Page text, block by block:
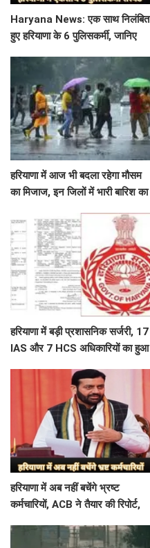
Haryana News: एक साथ निलंबित
हुए हरियाणा के 6 पुलिसकर्मी, जानिए
हरियाणा में आज भी बदला रहेगा मौसम
का मिजाज, इन जिलों में भारी बारिश का
हरियाणा में बड़ी प्रशासनिक सर्जरी, 17
IAS और 7 HCS अधिकारियों का हुआ
हरियाणा में अब नहीं बचेंगे भ्रष्ट
कर्मचारियों, ACB ने तैयार की रिपोर्ट,